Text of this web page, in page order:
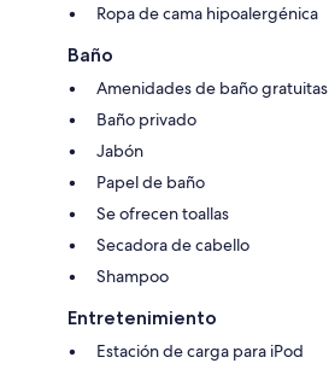
Ropa de cama hipoalergénica
Baño
Amenidades de baño gratuitas
Baño privado
Jabón
Papel de baño
Se ofrecen toallas
Secadora de cabello
Shampoo
Entretenimiento
Estación de carga para iPod